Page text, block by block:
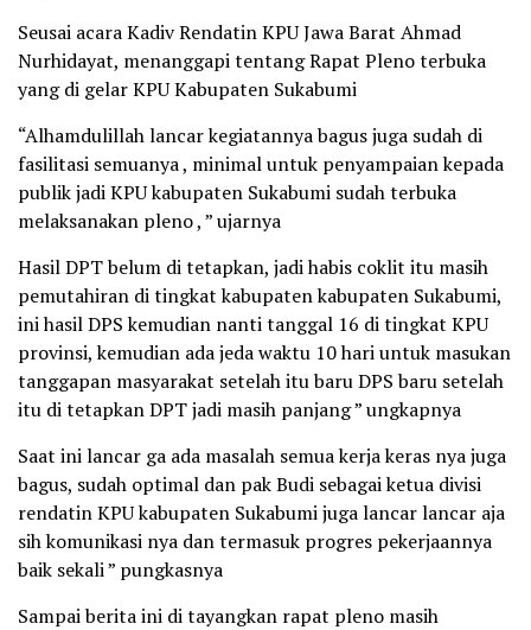
Seusai acara Kadiv Rendatin KPU Jawa Barat Ahmad
Nurhidayat, menanggapi tentang Rapat Pleno terbuka
yang di gelar KPU Kabupaten Sukabumi
“Alhamdulillah lancar kegiatannya bagus juga sudah di
fasilitasi semuanya , minimal untuk penyampaian kepada
publik jadi KPU kabupaten Sukabumi sudah terbuka
melaksanakan pleno , ” ujarnya
Hasil DPT belum di tetapkan, jadi habis coklit itu masih
pemutahiran di tingkat kabupaten kabupaten Sukabumi,
ini hasil DPS kemudian nanti tanggal 16 di tingkat KPU
provinsi, kemudian ada jeda waktu 10 hari untuk masukan
tanggapan masyarakat setelah itu baru DPS baru setelah
itu di tetapkan DPT jadi masih panjang ” ungkapnya
Saat ini lancar ga ada masalah semua kerja keras nya juga
bagus, sudah optimal dan pak Budi sebagai ketua divisi
rendatin KPU kabupaten Sukabumi juga lancar lancar aja
sih komunikasi nya dan termasuk progres pekerjaannya
baik sekali ” pungkasnya
Sampai berita ini di tayangkan rapat pleno masih